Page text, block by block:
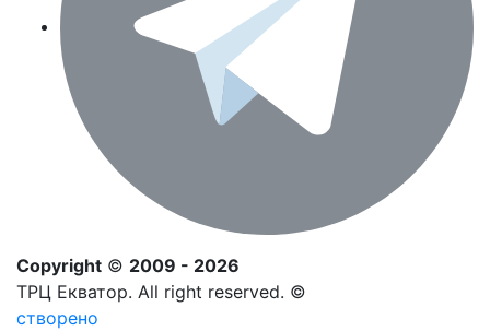
Copyright © 2009 - 2026
ТРЦ Екватор. All right reserved. ©
створено